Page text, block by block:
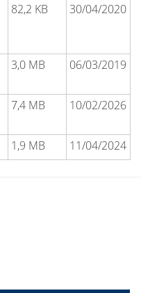
82,2 KB 30/04/2020
3,0 MB 06/03/2019
7,4 MB 10/02/2026
1,9 MB 11/04/2024